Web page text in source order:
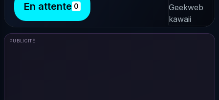
En attente 0
PUBLICITÉ